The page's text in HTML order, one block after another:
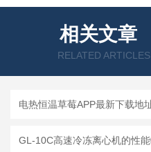
相关文章
RELATED ARTICLES